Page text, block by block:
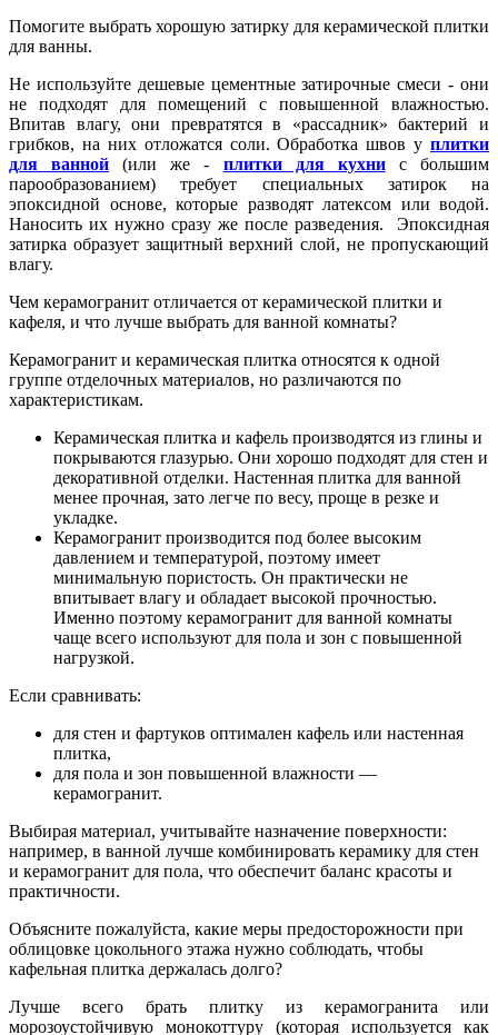
Помогите выбрать хорошую затирку для керамической плитки
для ванны.
Не используйте дешевые цементные затирочные смеси - они
не подходят для помещений с повышенной влажностью.
Впитав влагу, они превратятся в «рассадник» бактерий и
грибков, на них отложатся соли. Обработка швов у плитки
для ванной (или же - плитки для кухни
с большим
парообразованием) требует специальных затирок на
эпоксидной основе, которые разводят латексом или водой.
Наносить их нужно сразу же после разведения. Эпоксидная
затирка образует защитный верхний слой, не пропускающий
влагу.
Чем керамогранит отличается от керамической плитки и
кафеля, и что лучше выбрать для ванной комнаты?
Керамогранит и керамическая плитка относятся к одной
группе отделочных материалов, но различаются по
характеристикам.
Керамическая плитка и кафель производятся из глины и
покрываются глазурью. Они хорошо подходят для стен и
декоративной отделки. Настенная плитка для ванной
менее прочная, зато легче по весу, проще в резке и
укладке.
Керамогранит производится под более высоким
давлением и температурой, поэтому имеет
минимальную пористость. Он практически не
впитывает влагу и обладает высокой прочностью.
Именно поэтому керамогранит для ванной комнаты
чаще всего используют для пола и зон с повышенной
нагрузкой.
Если сравнивать:
для стен и фартуков оптимален кафель или настенная
плитка,
для пола и зон повышенной влажности —
керамогранит.
Выбирая материал, учитывайте назначение поверхности:
например, в ванной лучше комбинировать керамику для стен
и керамогранит для пола, что обеспечит баланс красоты и
практичности.
Объясните пожалуйста, какие меры предосторожности при
облицовке цокольного этажа нужно соблюдать, чтобы
кафельная плитка держалась долго?
Лучше всего брать плитку из керамогранита или
морозоустойчивую монокоттуру (которая используется как